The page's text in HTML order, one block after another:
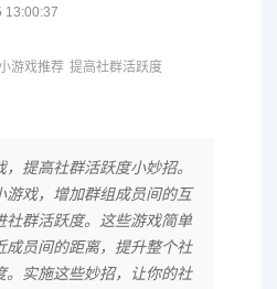
13:00:37
游戏推荐 提高社群活跃度
提高社群活跃度小妙招。
游戏，增加群组成员间的互
社群活跃度。这些游戏简单
成员间的距离，提升整个社
。实施这些妙招，让你的社